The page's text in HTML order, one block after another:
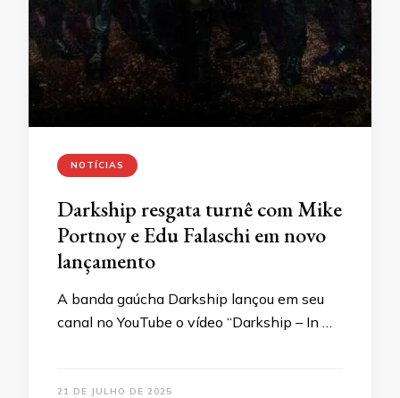
NOTÍCIAS
Darkship resgata turnê com Mike
Portnoy e Edu Falaschi em novo
lançamento
A banda gaúcha Darkship lançou em seu
canal no YouTube o vídeo “Darkship – In …
21 DE JULHO DE 2025